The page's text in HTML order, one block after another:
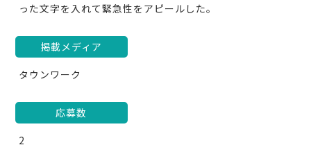
った文字を入れて緊急性をアピールした。
掲載メディア
タウンワーク
応募数
2